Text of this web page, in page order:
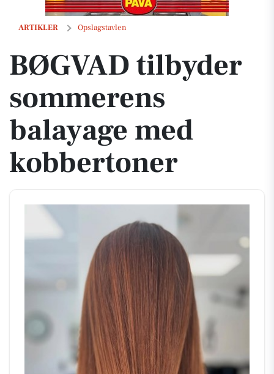
ARTIKLER Opslagstavlen
BØGVAD tilbyder sommerens balayage med kobbertoner
BØGVAD tilbyder
sommerens
balayage med
kobbertoner